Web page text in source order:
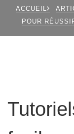
ACCUEIL
POUR